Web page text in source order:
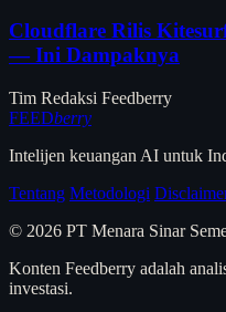
Cloudflare Rilis
— Ini Dampaknya
Tim Redaksi Feedberry
FEEDberry
Intelijen keuangan AI untuk
Tentang Metodologi
© 2026 PT Menara Sinar
Konten Feedberry adalah
investasi.